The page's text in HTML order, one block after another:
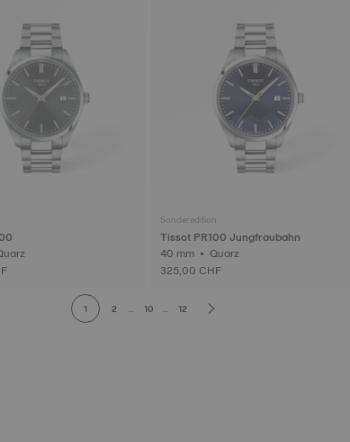
• Quarz
Sonderedition
Tissot PR100 Jungfraubahn
40 mm • Quarz
325,00 CHF
1 2 ... 10 ... 12